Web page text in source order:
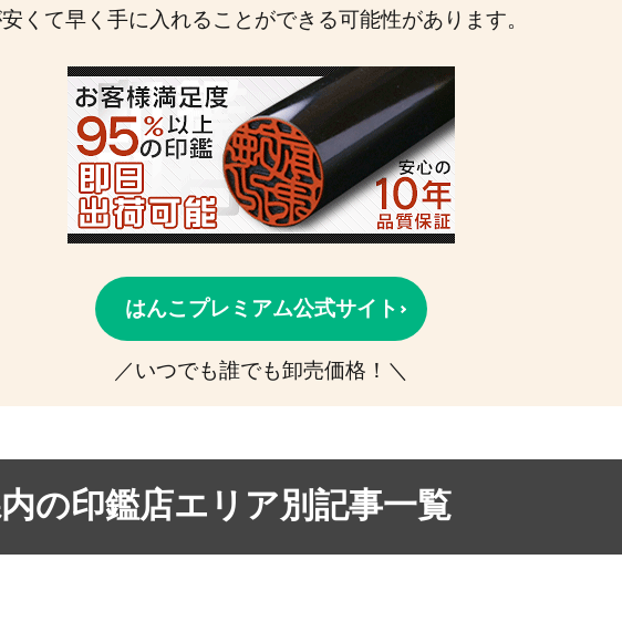
くて早く手に入れることができる可能性があります。
はんこプレミアム公式サイト
／いつでも誰でも卸売価格！＼
の印鑑店エリア別記事一覧